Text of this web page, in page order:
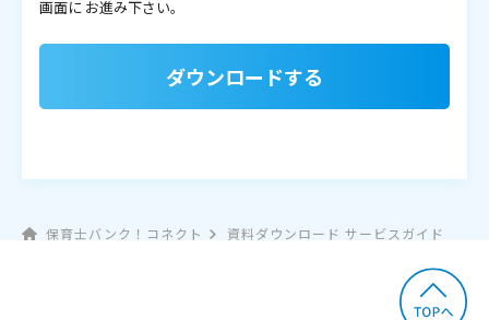
画面に お進み下さい。
ダウンロードする
保育士バンク！コネクト 資料ダウンロード サービスガイド